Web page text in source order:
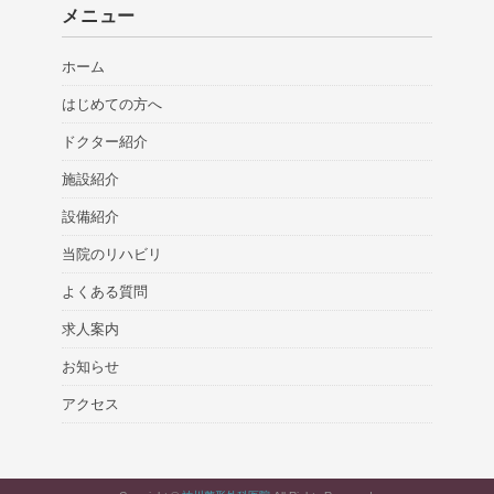
メニュー
ホーム
はじめての方へ
ドクター紹介
施設紹介
設備紹介
当院のリハビリ
よくある質問
求人案内
お知らせ
アクセス